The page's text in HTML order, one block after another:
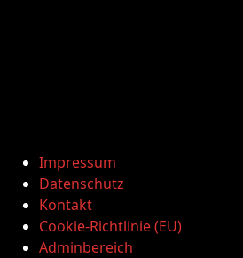
Impressum
Datenschutz
Kontakt
Cookie-Richtlinie (EU)
Adminbereich